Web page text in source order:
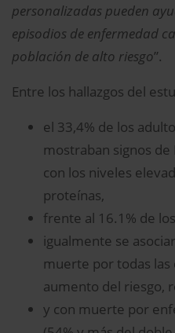
personalizadas pueden
episodios de enfermedad
población de alto riesgo”.
Entre los hallazgos del
el 33,4% de los
mostraban signos de
con los niveles
proteínas,
frente al 16.1% de
igualmente se
muerte por todas las
aumento del riesgo,
y con muerte por